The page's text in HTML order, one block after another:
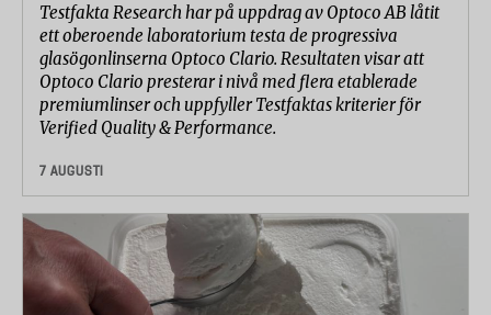
Testfakta Research har på uppdrag av Optoco AB låtit
ett oberoende laboratorium testa de progressiva
glasögonlinserna Optoco Clario. Resultaten visar att
Optoco Clario presterar i nivå med flera etablerade
premiumlinser och uppfyller Testfaktas kriterier för
Verified Quality & Performance.
7 AUGUSTI